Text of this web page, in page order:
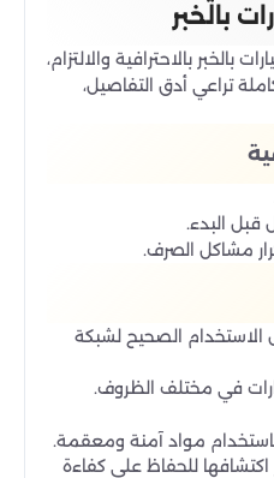
بالخبر
بالاحترافية والالتزام،
تراعي أدق التفاصيل،
البدء.
مشاكل الصرف.
الصحيح لشبكة
في مختلف الظروف.
باستخدام مواد آمنة ومعقمة.
اكتشافها للحفاظ على كفاءة